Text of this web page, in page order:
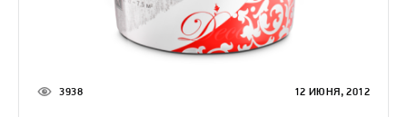
3938 12 ИЮНЯ, 2012